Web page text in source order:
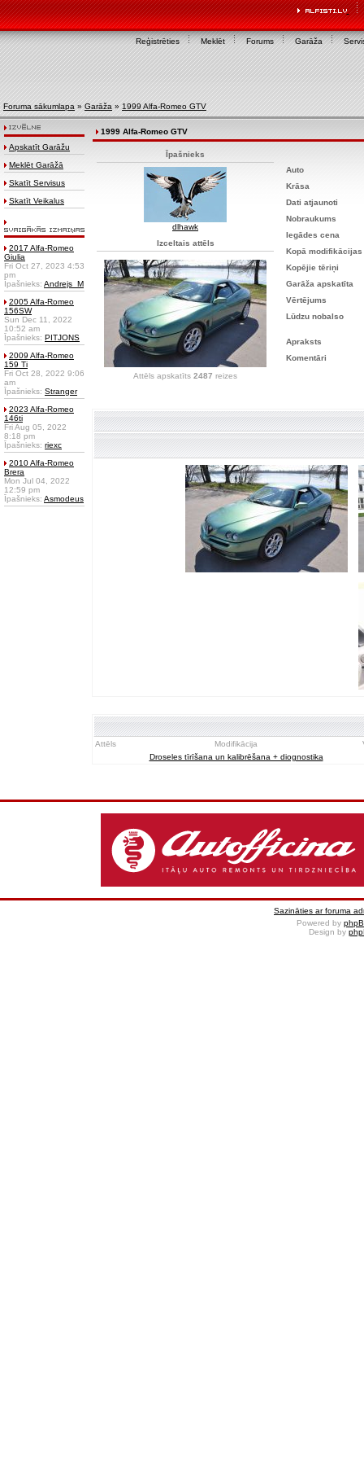
Reģistrēties Meklēt Forums Garāža
Foruma sākumlapa » Garāža » 1999 Alfa-Romeo GTV
Apskatīt Garāžu
Meklēt Garāžā
Skatīt Servisus
Skatīt Veikalus
2017 Alfa-Romeo
Giulia
Fri Oct 27, 2023 4:53
pm
Īpašnieks: Andrejs_M
2005 Alfa-Romeo
156SW
Sun Dec 11, 2022
10:52 am
Īpašnieks: PITJONS
2009 Alfa-Romeo
159 Ti
Fri Oct 28, 2022 9:06
am
Īpašnieks: Stranger
2023 Alfa-Romeo
146ti
Fri Aug 05, 2022
8:18 pm
Īpašnieks: riexc
2010 Alfa-Romeo
Brera
Mon Jul 04, 2022
12:59 pm
Īpašnieks: Asmodeus
1999 Alfa-Romeo GTV
Īpašnieks
dlhawk
Izceltais attēls
Attēls apskatīts 2487 reizes
Auto
Krāsa
Dati atjaunoti
Nobraukums
Iegādes cena
Kopā modifikācijas
Kopējie tēriņi
Garāža apskatīta
Vērtējums
Lūdzu nobalso
Apraksts
Komentāri
Attēls Modifikācija
Droseles tīrīšana un kalibrēšana + diognostika
Sazināties ar foruma
Powered by
Design by